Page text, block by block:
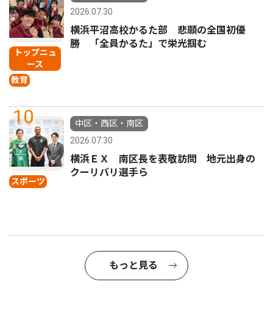
トップニュ
ース
教育
2026.07.30
横浜平沼高校かるた部 悲願の全国初優
勝 「全員かるた」で栄光掴む
10
スポーツ
中区・西区・南区
2026.07.30
横浜ＥＸ 南区長を表敬訪問 地元出身の
クーリバリ選手ら
もっと見る